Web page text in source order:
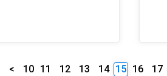
< 10 11 12 13 14 15 16 17